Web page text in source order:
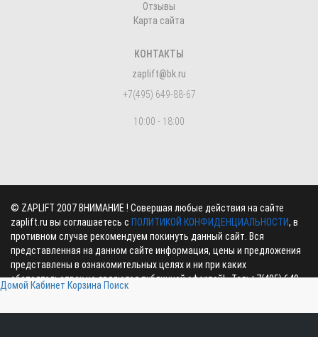
Отзывы
Карта сайта
КОНТАКТЫ
zaplift@bk.ru
+7(495) 649-88-67
10:00 - 18:00
© ZAPLIFT 2007 ВНИМАНИЕ ! Совершая любые действия на сайте
zaplift.ru вы соглашаетесь с ПОЛИТИКОЙ КОНФИДЕНЦИАЛЬНОСТИ, в
противном случае рекомендуем покинуть данный сайт. Вся
представленная на данном сайте информация, цены и предложения
представлены в ознакомительных целях и ни при каких
обстоятельствах не являются публичной офертой! , Тел:+7(495) 649-
Домой Кабинет Корзина Поиск